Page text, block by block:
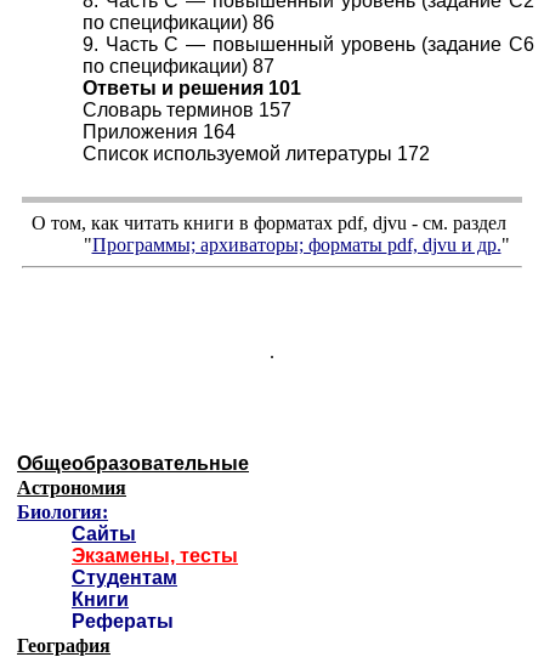
по спецификации) 86
9. Часть С — повышенный уровень (задание С6
по спецификации) 87
Ответы и решения 101
Словарь терминов 157
Приложения 164
Список используемой литературы 172
О том, как читать книги в форматах pdf, djvu - см. раздел
"Программы; архиваторы; форматы pdf, djvu и др."
.
Общеобразовательные
Астрономия
Биология:
Сайты
Экзамены, тесты
Студентам
Книги
Рефераты
География